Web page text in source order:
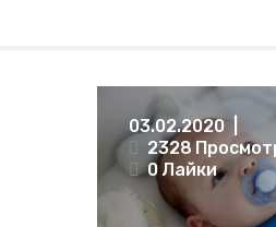
ИГРЫ
ЛАЙФХАКИ
ВИДЕО
ФОРУМ
03.02.2020
2328
0 Лайки